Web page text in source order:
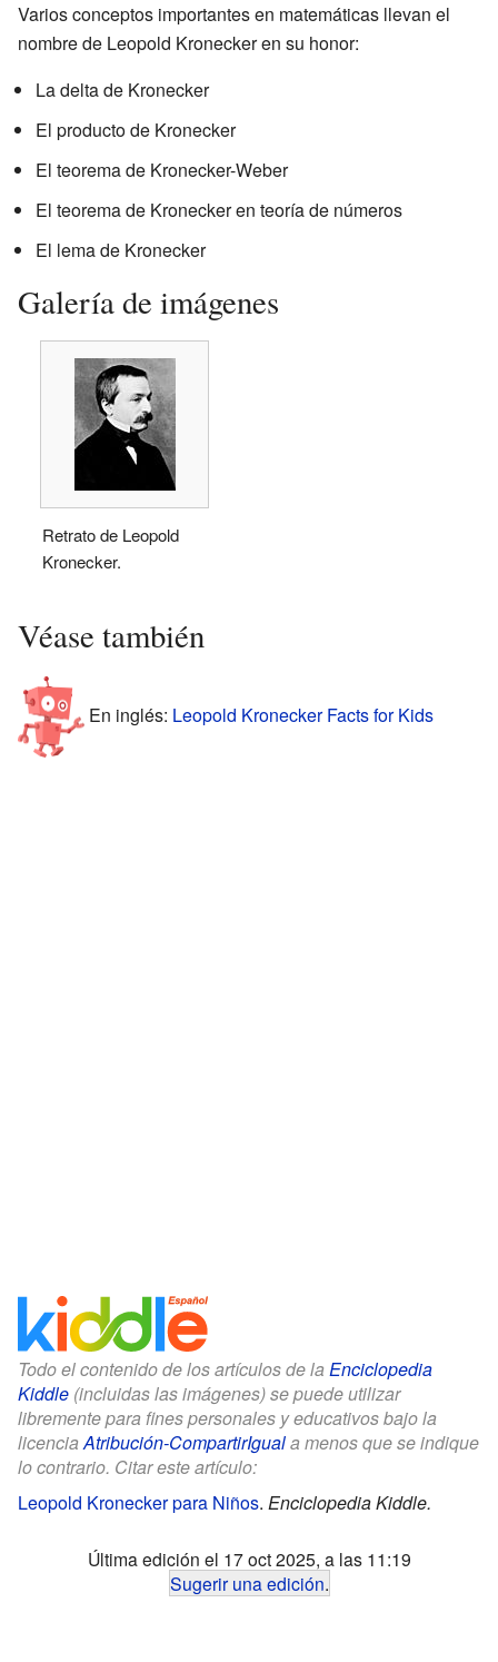
Varios conceptos importantes en matemáticas llevan el
nombre de Leopold Kronecker en su honor:
La delta de Kronecker
El producto de Kronecker
El teorema de Kronecker-Weber
El teorema de Kronecker en teoría de números
El lema de Kronecker
Galería de imágenes
Retrato de Leopold
Kronecker.
Véase también
En inglés: Leopold Kronecker Facts for Kids
Todo el contenido de los artículos de la Enciclopedia
Kiddle (incluidas las imágenes) se puede utilizar
libremente para fines personales y educativos bajo la
licenciaAtribución-CompartirIguala menos que se indique
lo contrario. Citar este artículo:
Leopold Kronecker para Niños. Enciclopedia Kiddle.
Última edición el 17 oct 2025, a las 11:19
Sugerir una edición.